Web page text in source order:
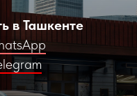
в Ташкенте